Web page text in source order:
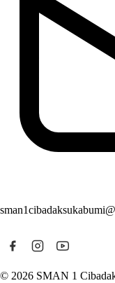
© 2026 SMAN 1